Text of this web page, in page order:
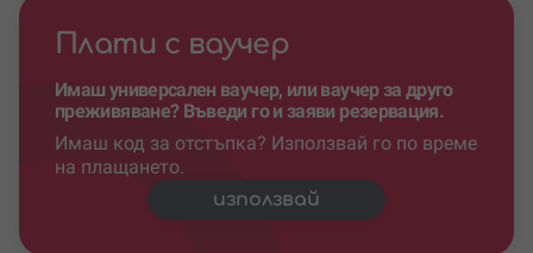
Плати с ваучер
Имаш универсален ваучер, или ваучер за друго
преживяване? Въведи го и заяви резервация.
Имаш код за отстъпка? Използвай го по време
на плащането.
използвай